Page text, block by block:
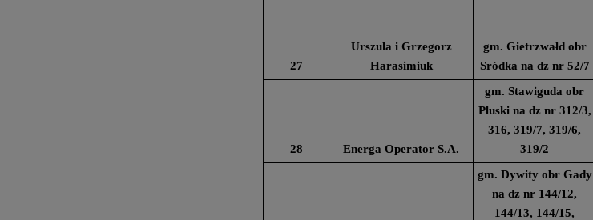
27
Urszula i Grzegorz
Harasimiuk
gm. Gietrzwałd obr
Sródka na dz nr 52/7
28 Energa Operator S.A.
gm. Stawiguda obr
Pluski na dz nr 312/3,
316, 319/7, 319/6,
319/2
gm. Dywity obr Gady
na dz nr 144/12,
144/13, 144/15,